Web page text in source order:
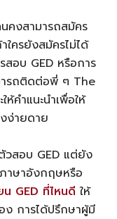
คงสามารถสมัคร
ครยังสมัครไม่ได้
สอบ GEDหรือการ
รถติดต่อพี่ ๆ The
คำแนะนำเพื่อให้
ง่ายดาย
วสอบ GED แต่ยัง
ภาษาอังกฤษหรือ
น GED ที่ไหนดี ให้
ง การได้ปรึกษาผู้มี